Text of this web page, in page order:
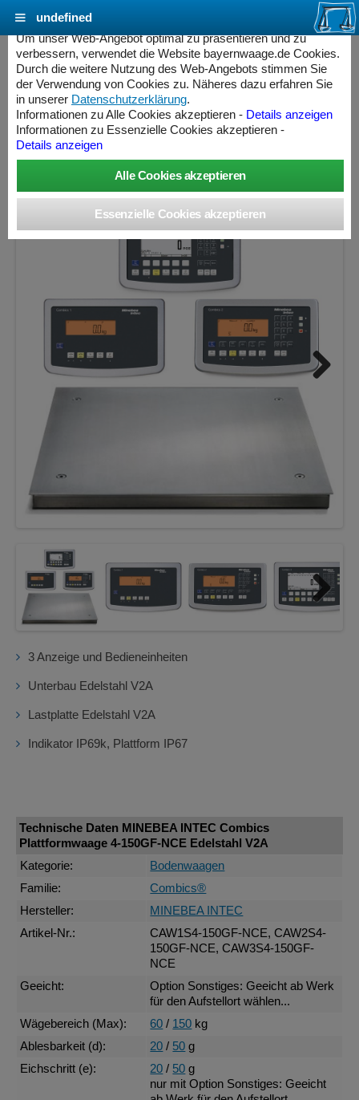
MINEBEA INTEC Combics Plattformwaage 4-
150GF-NCE Edelstahl V2A
Wägebereich: 60 / 150 kg, Ablesbarkeit: 20 / 50 g,
Eichschritt: 20 / 50 g, eichfähig
Next
3 Anzeige und Bedieneinheiten
Unterbau Edelstahl V2A
Lastplatte Edelstahl V2A
Indikator IP69k, Plattform IP67
Technische Daten MINEBEA INTEC Combics
Plattformwaage 4-150GF-NCE Edelstahl V2A
Kategorie:
Bodenwaagen
Familie:
Combics®
Hersteller:
MINEBEA INTEC
Artikel-Nr.:
CAW1S4-150GF-NCE, CAW2S4-
150GF-NCE, CAW3S4-150GF-
NCE
Geeicht:
Option Sonstiges: Geeicht ab Werk
für den Aufstellort wählen...
Wägebereich (Max):
60 / 150 kg
Ablesbarkeit (d):
20 / 50 g
Eichschritt (e):
20 / 50 g
nur mit Option Sonstiges: Geeicht
Cookie Einstellungen - bayernwaage.de
Um unser Web-Angebot optimal zu präsentieren und zu
verbessern, verwendet die Website bayernwaage.de Cookies.
Durch die weitere Nutzung des Web-Angebots stimmen Sie
der Verwendung von Cookies zu. Näheres dazu erfahren Sie
in unserer Datenschutzerklärung.
Informationen zu Alle Cookies akzeptieren - Details anzeigen
Informationen zu Essenzielle Cookies akzeptieren -
Details anzeigen
undefined
Controller